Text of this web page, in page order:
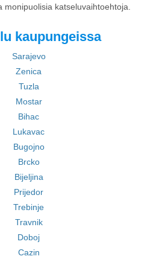
monipuolisia katseluvaihtoehtoja.
kaupungeissa
Sarajevo
Zenica
Tuzla
Mostar
Bihac
Lukavac
Bugojno
Brcko
Bijeljina
Prijedor
Trebinje
Travnik
Doboj
Cazin